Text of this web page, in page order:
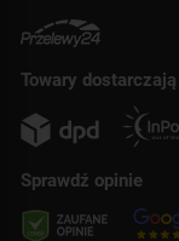
Towary dostarczają
Sprawdź opinie